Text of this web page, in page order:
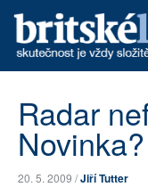
ARCHIV
TÉMATA
Radar
Novinka?
20. 5. 2009 /Jiří Tutter